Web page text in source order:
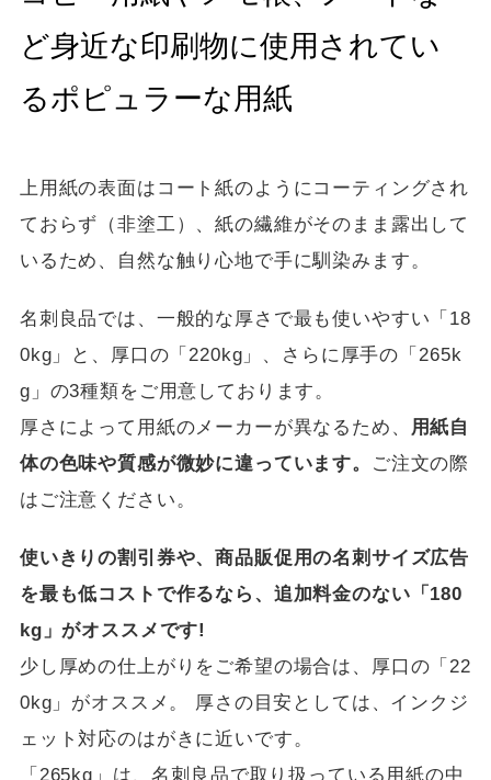
ど身近な印刷物に使用されてい
るポピュラーな用紙
上用紙の表面はコート紙のようにコーティングされ
ておらず（非塗工）、紙の繊維がそのまま露出して
いるため、自然な触り心地で手に馴染みます。
名刺良品では、一般的な厚さで最も使いやすい「18
0kg」と、厚口の「220kg」、さらに厚手の「265k
g」の3種類をご用意しております。
厚さによって用紙のメーカーが異なるため、
用紙自
体の色味や質感が微妙に違っています。
ご注文の際
はご注意ください。
使いきりの割引券や、商品販促用の名刺サイズ広告
を最も低コストで作るなら、追加料金のない「180
kg」がオススメです!
少し厚めの仕上がりをご希望の場合は、厚口の「22
0kg」がオススメ。 厚さの目安としては、インクジ
ェット対応のはがきに近いです。
「265kg」は、名刺良品で取り扱っている用紙の中